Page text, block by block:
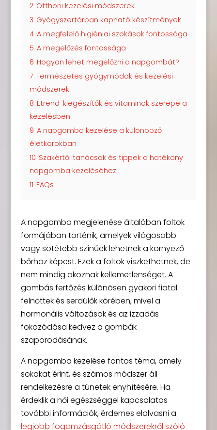
2 Otthoni kezelési módszerek
3 Gyógyszertárban kapható készítmények
4 A megfelelő higiéniai szokások fontossága
5 A megelőzés fontossága
6 Hogyan lehet megelőzni a napgombát?
7 Természetes gyógymódok és kezelési
módszerek
8 Étrend-kiegészítők és vitaminok szerepe a
kezelésben
9 A napgomba kezelése a különböző
életkorokban
10 Szakértői tanácsok és tippek a hatékony
napgomba kezeléséhez
11 FAQs
A napgomba megjelenése általában foltok
formájában történik, amelyek világosabb
vagy sötétebb színűek lehetnek a környező
bőrhöz képest. Ezek a foltok viszkethetnek, de
nem mindig okoznak kellemetlenséget. A
gombás fertőzés különösen gyakori fiatal
felnőttek és serdülők körében, mivel a
hormonális változások és az izzadás
fokozódása kedvez a gombák
szaporodásának.
A napgomba kezelése fontos téma, amely
sokakat érint, és számos módszer áll
rendelkezésre a tünetek enyhítésére. Ha
érdeklik a női egészséggel kapcsolatos
további információk, érdemes elolvasni a
legjobb fogamzásgátló módszerekről szóló